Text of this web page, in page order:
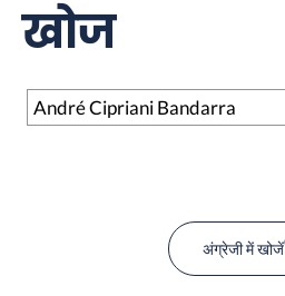
खोज
खोज
अंग्रेजी में खोजें